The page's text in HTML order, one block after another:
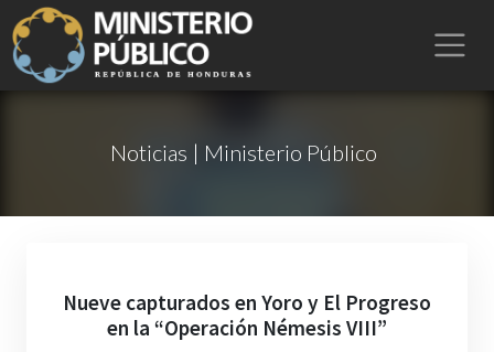
Noticias | Ministerio Público
Nueve capturados en Yoro y El Progreso
en la “Operación Némesis VIII”